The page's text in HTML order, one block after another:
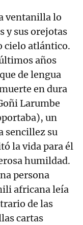
ventanilla lo
y sus orejotas
cielo atlántico.
años
de lengua
en dura
Larumbe
un
sencillez su
la vida para él
humildad.
persona
africana leía
de las
cartas